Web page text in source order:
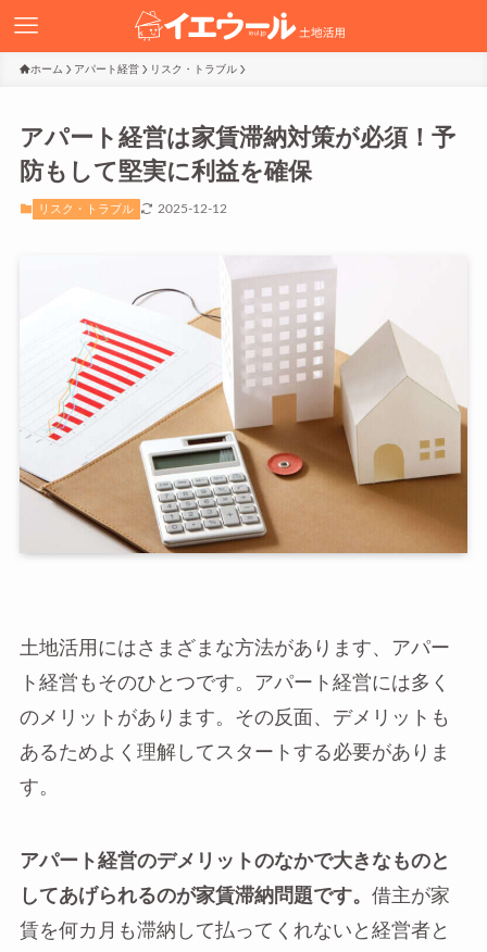
ホーム アパート経営 リスク・トラブル
アパート経営は家賃滞納対策が必須！予
防もして堅実に利益を確保
リスク・トラブル 2025-12-12
土地活用にはさまざまな方法があります、アパー
ト経営もそのひとつです。アパート経営には多く
のメリットがあります。その反面、デメリットも
あるためよく理解してスタートする必要がありま
す。
アパート経営のデメリットのなかで大きなものと
してあげられるのが家賃滞納問題です。 借主が家
賃を何カ月も滞納して払ってくれないと経営者と